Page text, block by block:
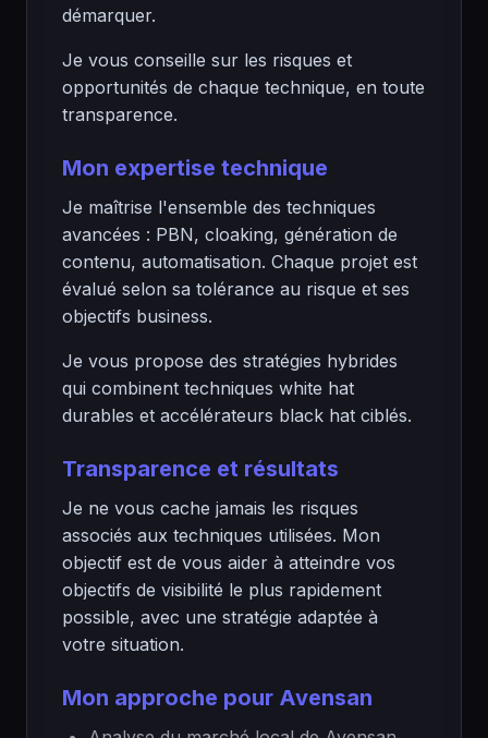
démarquer.
Je vous conseille sur les risques et
opportunités de chaque technique, en toute
transparence.
Mon expertise technique
Je maîtrise l'ensemble des techniques
avancées : PBN, cloaking, génération de
contenu, automatisation. Chaque projet est
évalué selon sa tolérance au risque et ses
objectifs business.
Je vous propose des stratégies hybrides
qui combinent techniques white hat
durables et accélérateurs black hat ciblés.
Transparence et résultats
Je ne vous cache jamais les risques
associés aux techniques utilisées. Mon
objectif est de vous aider à atteindre vos
objectifs de visibilité le plus rapidement
possible, avec une stratégie adaptée à
votre situation.
Mon approche pour Avensan